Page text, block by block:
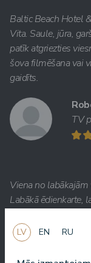
Baltic Beach Hotel
Vita. Saule, jūra,
patīk atgriezties
šova filmēšana vai
gaidīts.
TV
Viena no
Labākā ēdienkarte,
LV EN RU